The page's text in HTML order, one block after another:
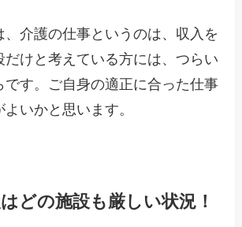
、介護の仕事というのは、収入を
だけと考えている方には、つらい
です。ご自身の適正に合った仕事
いかと思います。
どの施設も厳しい状況！